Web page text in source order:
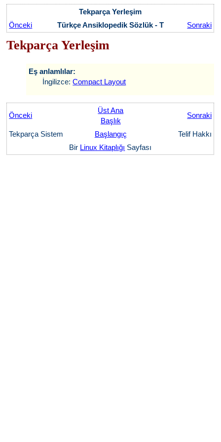
Tekparça Yerleşim
Önceki
Türkçe Ansiklopedik Sözlük - T Sonraki
Tekparça Yerleşim
Eş anlamlılar:
İngilizce:Compact Layout
Önceki
Üst Ana
Başlık
Sonraki
Tekparça Sistem Başlangıç
Telif Hakkı
Bir Linux Kitaplığı Sayfası